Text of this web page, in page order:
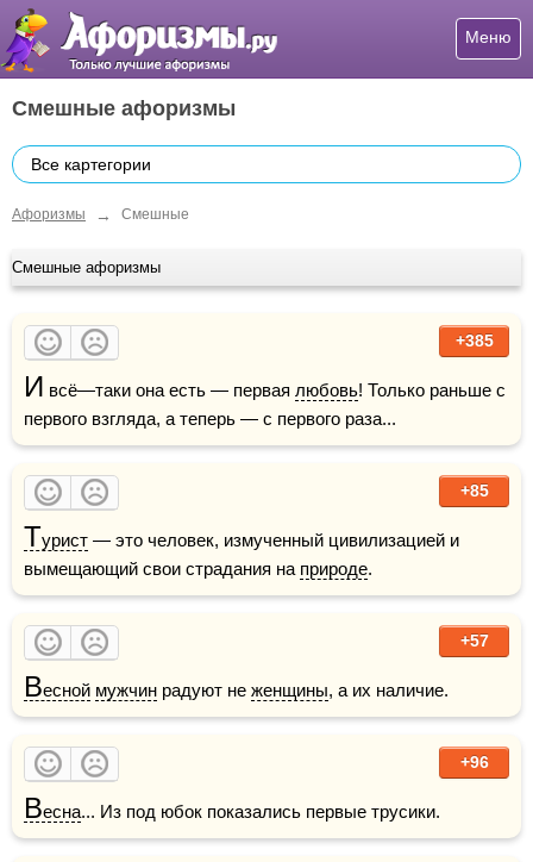
Меню
Смешные афоризмы
Все картегории
Афоризмы → Смешные
Смешные афоризмы
+385
И всё—таки она есть — первая любовь! Только раньше с
первого взгляда, а теперь — с первого раза...
+85
Турист — это человек, измученный цивилизацией и
вымещающий свои страдания на природе.
+57
Весной мужчин радуют не женщины, а их наличие.
+96
Весна... Из под юбок показались первые трусики.